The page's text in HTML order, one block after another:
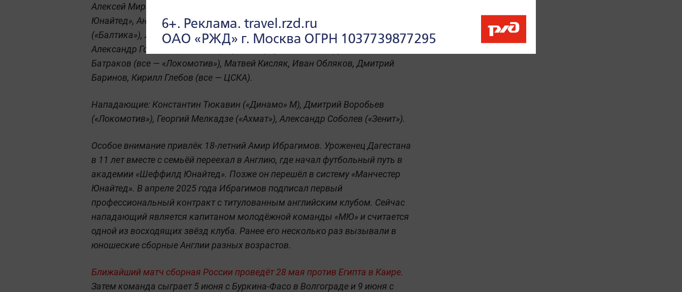
Алексей Миранчук («Атланта», MLS), Амир Ибрагимов («Манчестер
Юнайтед», Англия), Максим Глушенков («Зенит»), Максим Петров
(«Балтика»), Лечи Садулаев («Ахмат»), Никита Кривцов («Краснодар»),
Александр Головин («Монако»), Артем Карпукас, Данил Пруцев, Алексей
Батраков (все — «Локомотив»), Матвей Кисляк, Иван Обляков, Дмитрий
Баринов, Кирилл Глебов (все — ЦСКА).
Нападающие: Константин Тюкавин («Динамо» М), Дмитрий Воробьев
(«Локомотив»), Георгий Мелкадзе («Ахмат»), Александр Соболев («Зенит»).
Особое внимание привлёк 18-летний Амир Ибрагимов. Уроженец Дагестана
в 11 лет вместе с семьёй переехал в Англию, где начал футбольный путь в
академии «Шеффилд Юнайтед». Позже он перешёл в систему «Манчестер
Юнайтед». В апреле 2025 года Ибрагимов подписал первый
профессиональный контракт с титулованным английским клубом. Сейчас
нападающий является капитаном молодёжной команды «МЮ» и считается
одной из восходящих звёзд клуба. Ранее его несколько раз вызывали в
юношеские сборные Англии разных возрастов.
Ближайший матч сборная России проведёт 28 мая против Египта в Каире.
Затем команда сыграет 5 июня с Буркина-Фасо в Волгограде и 9 июня с